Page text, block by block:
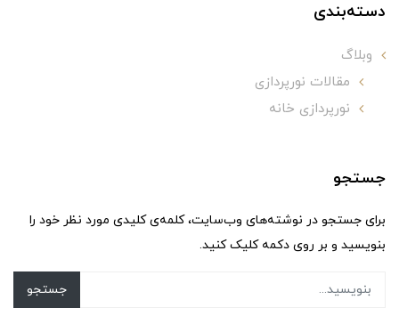
دسته‌بندی
وبلاگ
مقالات نورپردازی
نورپردازی خانه
جستجو
برای جستجو در نوشته‌های وب‌سایت، کلمه‌ی کلیدی مورد نظر خود را
بنویسید و بر روی دکمه کلیک کنید.
جستجو